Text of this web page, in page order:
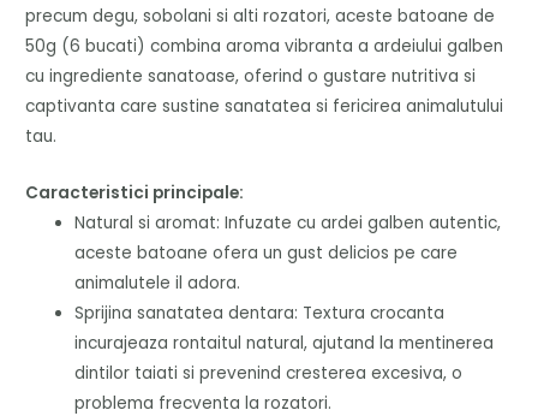
precum degu, sobolani si alti rozatori, aceste batoane de
50g (6 bucati) combina aroma vibranta a ardeiului galben
cu ingrediente sanatoase, oferind o gustare nutritiva si
captivanta care sustine sanatatea si fericirea animalutului
tau.
Caracteristici principale:
Natural si aromat: Infuzate cu ardei galben autentic,
aceste batoane ofera un gust delicios pe care
animalutele il adora.
Sprijina sanatatea dentara: Textura crocanta
incurajeaza rontaitul natural, ajutand la mentinerea
dintilor taiati si prevenind cresterea excesiva, o
problema frecventa la rozatori.